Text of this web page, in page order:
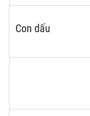
Con dấu